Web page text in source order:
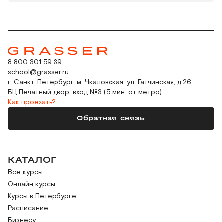
8 800 301 59 39
school@grasser.ru
г. Санкт-Петербург, м. Чкаловская, ул. Гатчинская, д.26,
БЦ Печатный двор, вход №3 (5 мин. от метро)
Как проехать?
Обратная связь
КАТАЛОГ
Все курсы
Онлайн курсы
Курсы в Петербурге
Расписание
Бизнесу